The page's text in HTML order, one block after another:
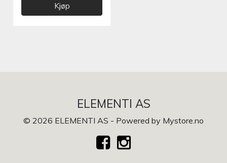
Kjøp
ELEMENTI AS
© 2026 ELEMENTI AS - Powered by Mystore.no